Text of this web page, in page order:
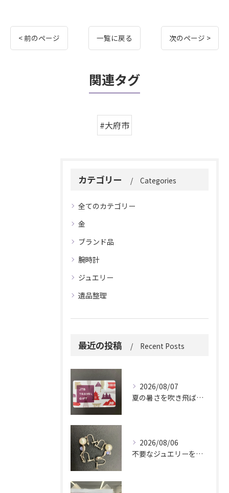
< 前のページ 一覧に戻る 次のページ >
関連タグ
#大府市
カテゴリー Categories
全てのカテゴリー
金
ブランド品
腕時計
ジュエリー
遺品整理
最近の投稿 Recent Posts
2026/08/07
夏の暑さを吹き飛ばしに来てください。
2026/08/06
不要なジュエリーを眠らせていませんか？